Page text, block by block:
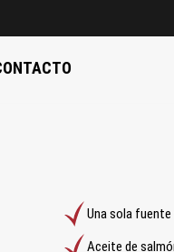
Una sola
Aceite de